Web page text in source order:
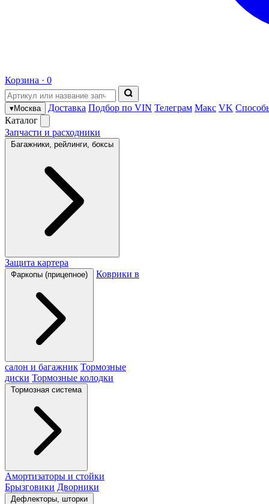
Корзина · 0
▾Москва Доставка Подбор по VIN Телеграм Макс VK
Каталог
Запчасти и расходники
Багажники, рейлинги, боксы
Защита картера
Фаркопы (прицепное) Коврики в
салон и багажник Тормозные
диски Тормозные колодки
Тормозная система
Амортизаторы и стойки
Брызговики Дворники
Дефлекторы, шторки